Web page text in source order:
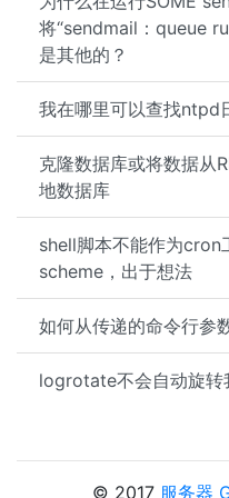
将“sendmail：queue
是其他的？
我在哪里可以查找ntpd
克隆数据库或将数据从
地数据库
shell脚本不能作为cron
scheme，出于想法
如何从传递的命令行参
logrotate不会自动旋转
© 2017 服务器